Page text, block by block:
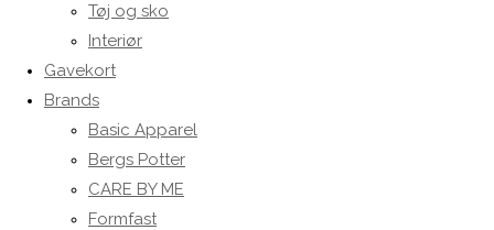
Tøj og sko
Interiør
Gavekort
Brands
Basic Apparel
Bergs Potter
CARE BY ME
Formfast